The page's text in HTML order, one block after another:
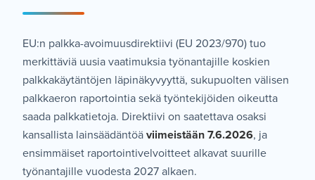
EU:n palkka-avoimuusdirektiivi (EU 2023/970) tuo
merkittäviä uusia vaatimuksia työnantajille koskien
palkkakäytäntöjen läpinäkyvyyttä, sukupuolten välisen
palkkaeron raportointia sekä työntekijöiden oikeutta
saada palkkatietoja. Direktiivi on saatettava osaksi
kansallista lainsäädäntöä viimeistään 7.6.2026, ja
ensimmäiset raportointivelvoitteet alkavat suurille
työnantajille vuodesta 2027 alkaen.